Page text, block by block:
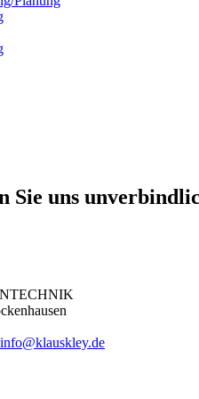
Sie uns
info@klauskley.de